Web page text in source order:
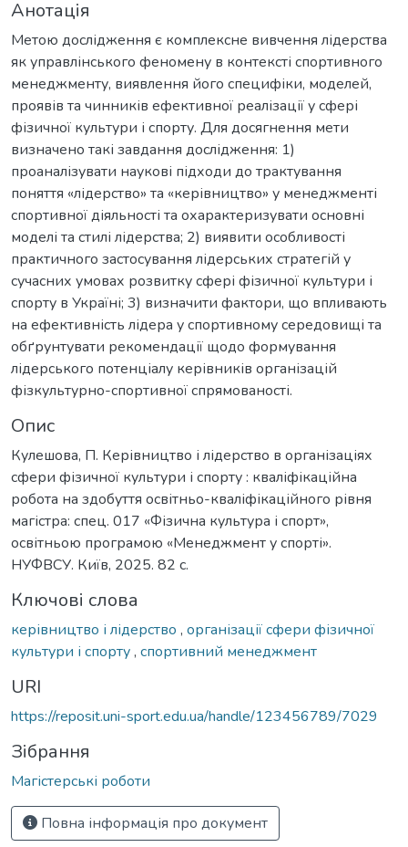
Анотація
Метою дослідження є комплексне вивчення лідерства
як управлінського феномену в контексті спортивного
менеджменту, виявлення його специфіки, моделей,
проявів та чинників ефективної реалізації у сфері
фізичної культури і спорту. Для досягнення мети
визначено такі завдання дослідження: 1)
проаналізувати наукові підходи до трактування
поняття «лідерство» та «керівництво» у менеджменті
спортивної діяльності та охарактеризувати основні
моделі та стилі лідерства; 2) виявити особливості
практичного застосування лідерських стратегій у
сучасних умовах розвитку сфері фізичної культури і
спорту в Україні; 3) визначити фактори, що впливають
на ефективність лідера у спортивному середовищі та
обґрунтувати рекомендації щодо формування
лідерського потенціалу керівників організацій
фізкультурно-спортивної спрямованості.
Опис
Кулешова, П. Керівництво і лідерство в організаціях
сфери фізичної культури і спорту : кваліфікаційна
робота на здобуття освітньо-кваліфікаційного рівня
магістра: спец. 017 «Фізична культура і спорт»,
освітньою програмою «Менеджмент у спорті».
НУФВСУ. Київ, 2025. 82 с.
Ключові слова
керівництво і лідерство , організації сфери фізичної
культури і спорту, спортивний менеджмент
URI
https://reposit.uni-sport.edu.ua/handle/123456789/7029
Зібрання
Магістерські роботи
Повна інформація про документ